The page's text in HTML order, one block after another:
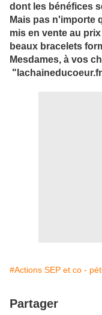
dont les bénéfices
Mais pas n'importe
mis en vente au
beaux bracelets
Mesdames, à vos
#Actions SEP et co -
Partager